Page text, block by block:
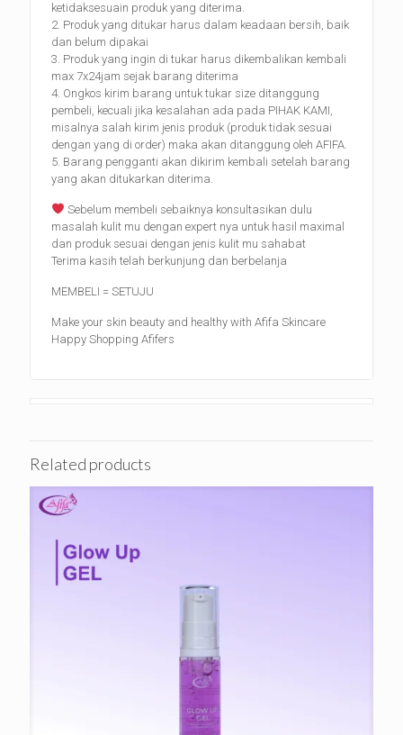
ketidaksesuain produk yang diterima.
2. Produk yang ditukar harus dalam keadaan bersih, baik
dan belum dipakai
3. Produk yang ingin di tukar harus dikembalikan kembali
max 7x24jam sejak barang diterima
4. Ongkos kirim barang untuk tukar size ditanggung
pembeli, kecuali jika kesalahan ada pada PIHAK KAMI,
misalnya salah kirim jenis produk (produk tidak sesuai
dengan yang di order) maka akan ditanggung oleh AFIFA.
5. Barang pengganti akan dikirim kembali setelah barang
yang akan ditukarkan diterima.
Sebelum membeli sebaiknya konsultasikan dulu
masalah kulit mu dengan expert nya untuk hasil maximal
dan produk sesuai dengan jenis kulit mu sahabat
Terima kasih telah berkunjung dan berbelanja
MEMBELI = SETUJU
Make your skin beauty and healthy with Afifa Skincare
Happy Shopping Afifers
Related products